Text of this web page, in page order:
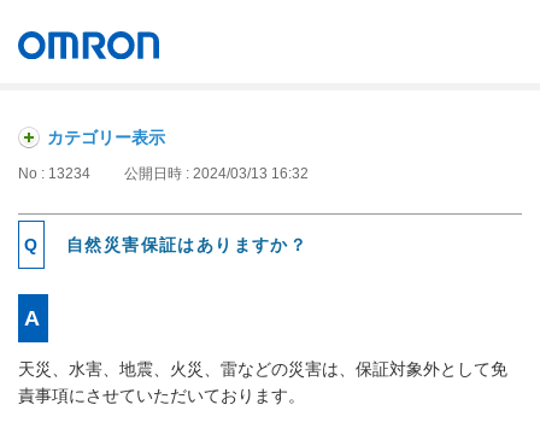
カテゴリー表示
No : 13234 公開日時 : 2024/03/13 16:32
自然災害保証はありますか？
天災、水害、地震、火災、雷などの災害は、保証対象外として免
責事項にさせていただいております。